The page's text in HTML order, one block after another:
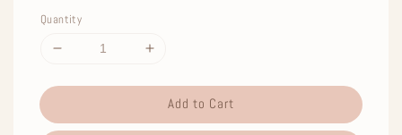
Quantity
Add to Cart